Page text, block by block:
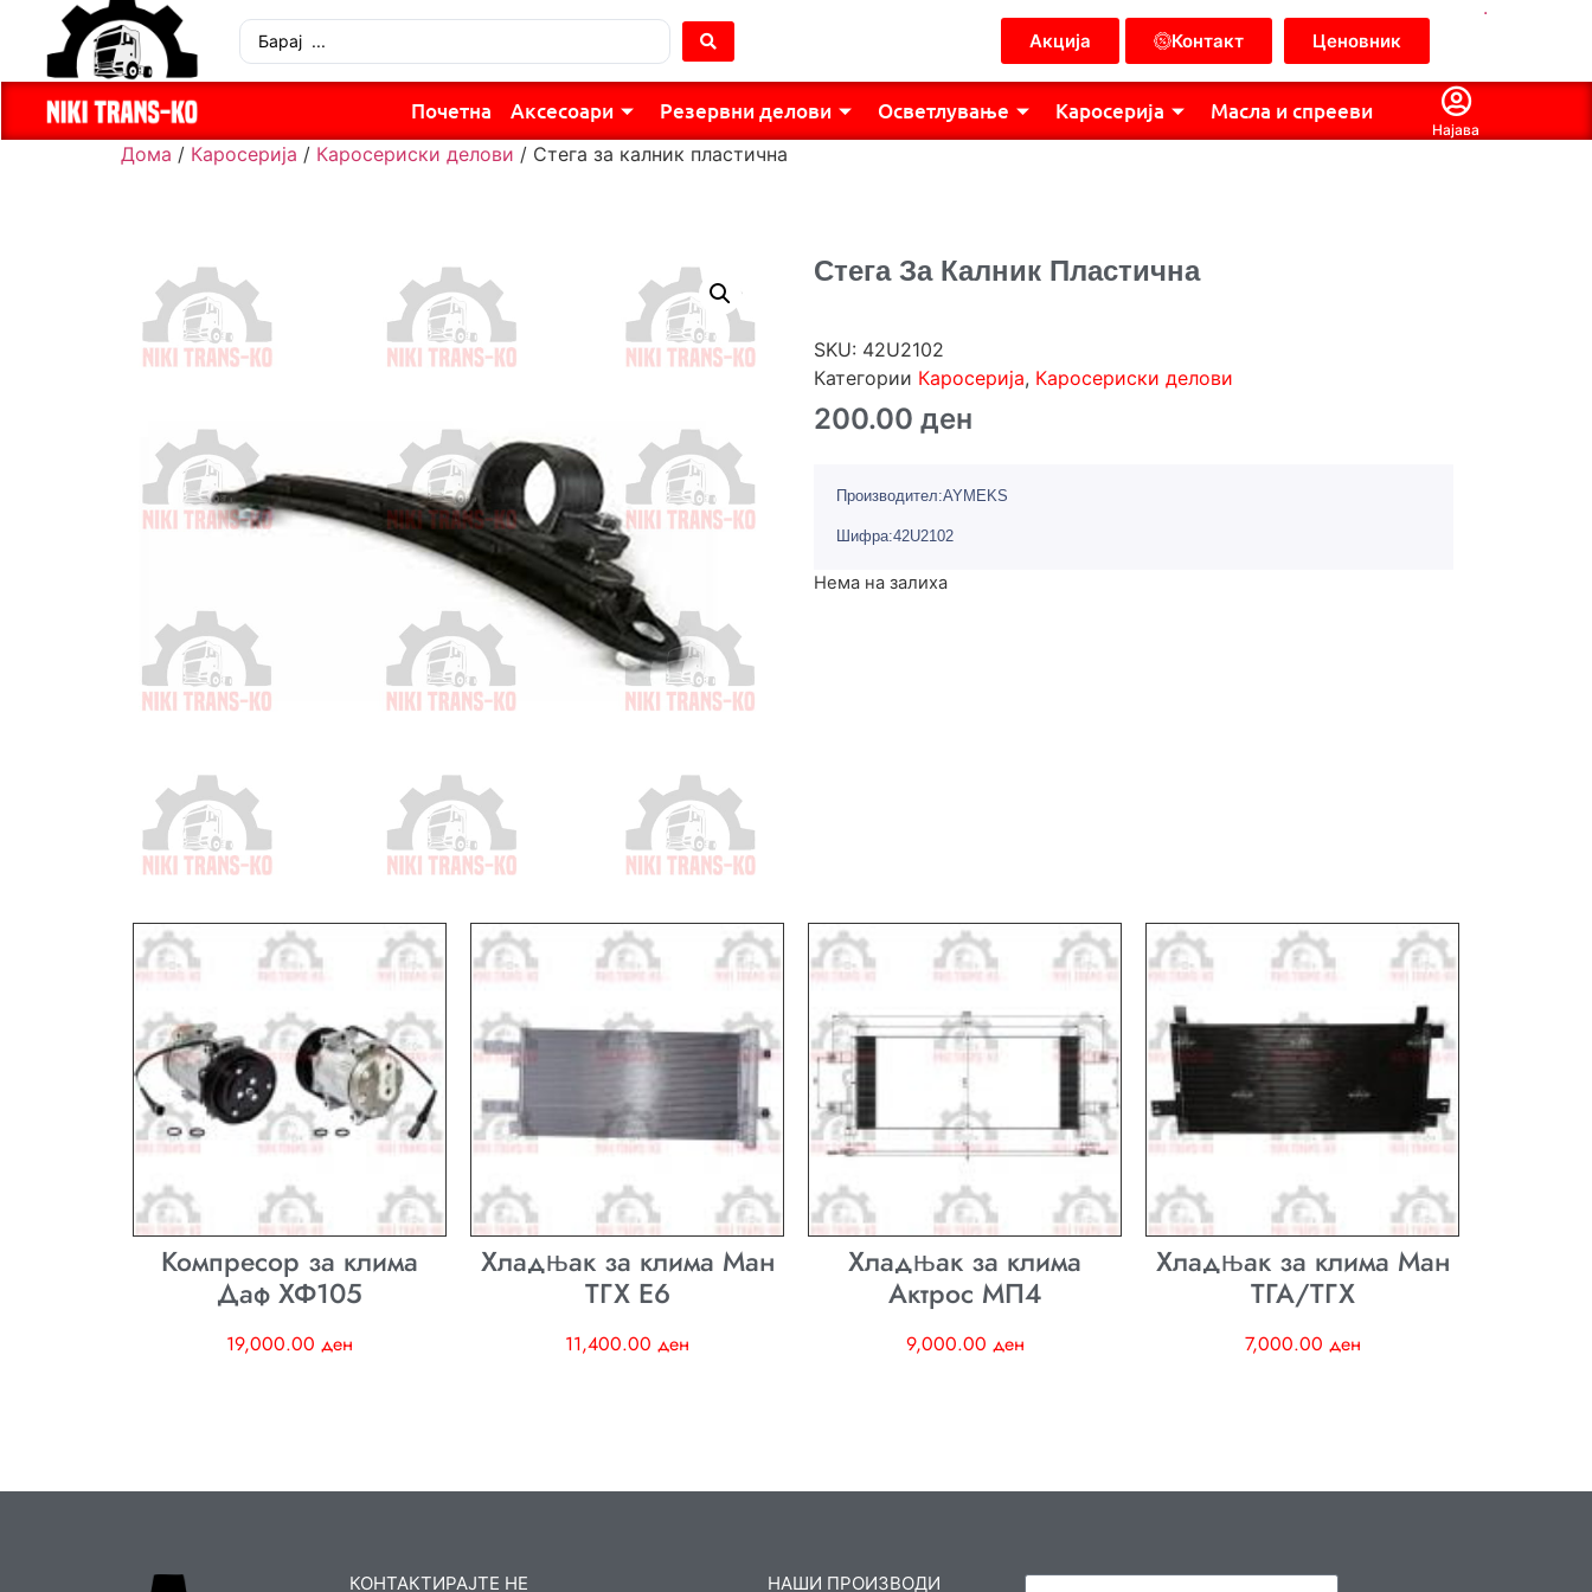
Акција Контакт Ценовник
.
Почетна Аксесоари Резервни делови Осветлување Каросерија Масла и спрееви
Најава
Дома / Каросерија / Каросериски делови / Стега за калник пластична
Стега За Калник Пластична
SKU: 42U2102
Категории Каросерија, Каросериски делови
200.00 ден
Производител:AYMEKS
Шифра:42U2102
Нема на залиха
Компресор за клима
Даф ХФ105
19,000.00 ден
Хладњак за клима Ман
ТГХ E6
11,400.00 ден
Хладњак за клима
Актрос МП4
9,000.00 ден
Хладњак за клима Ман
ТГА/ТГХ
7,000.00 ден
КОНТАКТИРАЈТЕ НЕ НАШИ ПРОИЗВОДИ